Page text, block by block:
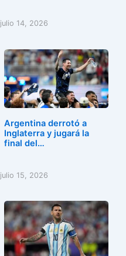
julio 14, 2026
Argentina derrotó a
Inglaterra y jugará la
final del…
julio 15, 2026